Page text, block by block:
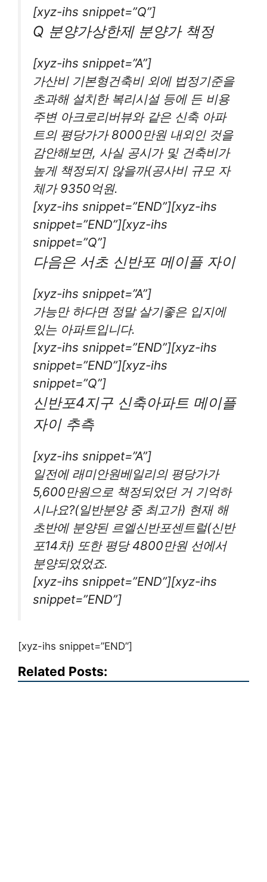
[xyz-ihs snippet=”Q”]
Q 분양가상한제 분양가 책정
[xyz-ihs snippet=”A”]
가산비 기본형건축비 외에 법정기준을
초과해 설치한 복리시설 등에 든 비용
주변 아크로리버뷰와 같은 신축 아파
트의 평당가가 8000만원 내외인 것을
감안해보면, 사실 공시가 및 건축비가
높게 책정되지 않을까(공사비 규모 자
체가 9350억원.
[xyz-ihs snippet=”END”][xyz-ihs
snippet=”END”][xyz-ihs
snippet=”Q”]
다음은 서초 신반포 메이플 자이
[xyz-ihs snippet=”A”]
가능만 하다면 정말 살기좋은 입지에
있는 아파트입니다.
[xyz-ihs snippet=”END”][xyz-ihs
snippet=”END”][xyz-ihs
snippet=”Q”]
신반포4지구 신축아파트 메이플
자이 추측
[xyz-ihs snippet=”A”]
일전에 래미안원베일리의 평당가가
5,600만원으로 책정되었던 거 기억하
시나요?(일반분양 중 최고가) 현재 해
초반에 분양된 르엘신반포센트럴(신반
포14차) 또한 평당 4800만원 선에서
분양되었었죠.
[xyz-ihs snippet=”END”][xyz-ihs
snippet=”END”]
[xyz-ihs snippet=”END”]
Related Posts: